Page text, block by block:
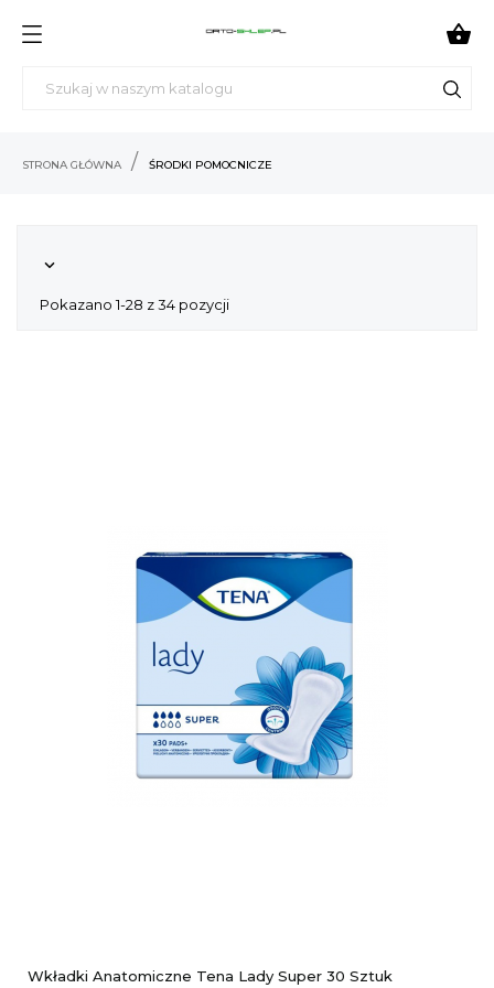

STRONA GŁÓWNA ŚRODKI POMOCNICZE

Pokazano 1-28 z 34 pozycji
Wkładki Anatomiczne Tena Lady Super 30 Sztuk